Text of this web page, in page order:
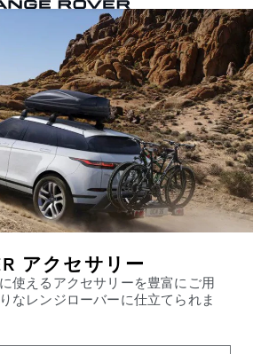
アクセサリー
使えるアクセサリーを豊富にご用
なレンジローバーに仕立てられま